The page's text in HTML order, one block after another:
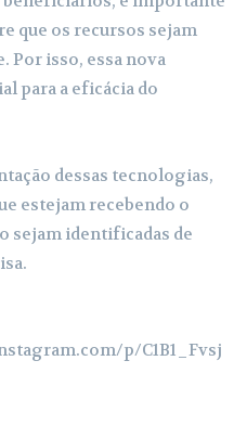
que os recursos sejam
Por isso, essa nova
para a eficácia do
dessas tecnologias,
estejam recebendo o
sejam identificadas de
p/C1B1_Fvsj